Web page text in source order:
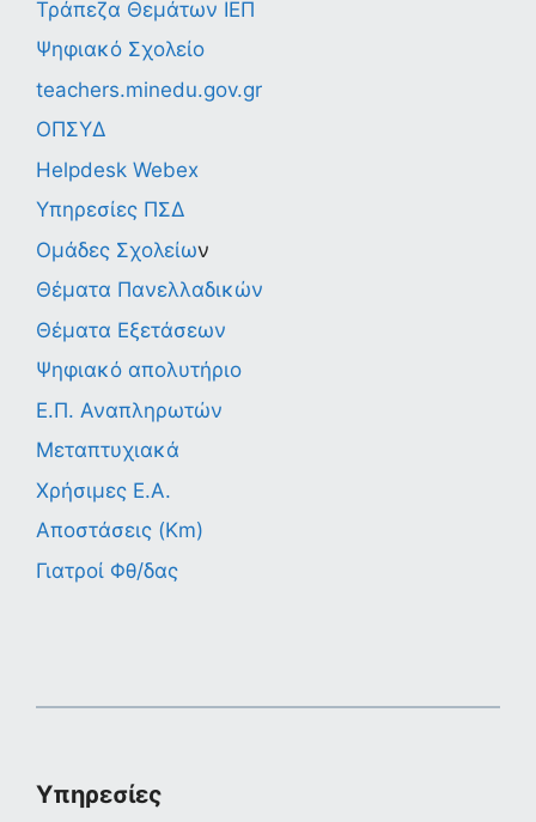
Τράπεζα Θεμάτων ΙΕΠ
Ψηφιακό Σχολείο
teachers.minedu.gov.gr
ΟΠΣΥΔ
Helpdesk Webex
Υπηρεσίες ΠΣΔ
Ομάδες Σχολείων
Θέματα Πανελλαδικών
Θέματα Εξετάσεων
Ψηφιακό απολυτήριο
Ε.Π. Αναπληρωτών
Μεταπτυχιακά
Χρήσιμες Ε.Α.
Αποστάσεις (Km)
Γιατροί Φθ/δας
Υπηρεσίες